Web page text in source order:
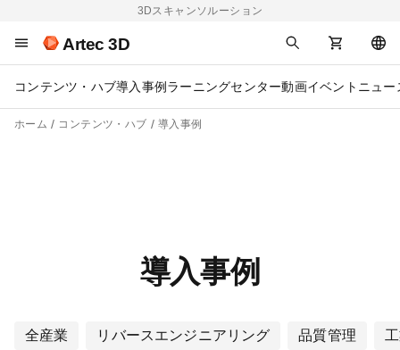
3Dスキャンソルーション
Artec 3D
コンテンツ・ハブ導入事例 ラーニングセンター動画イベント ニュー
ホーム コンテンツ・ハブ 導入事例
導入事例
全産業 リバースエンジニアリング 品質管理